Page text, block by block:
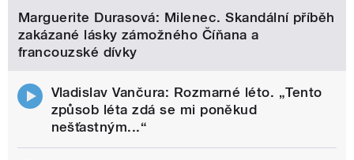
Marguerite Durasová: Milenec. Skandální příběh
zakázané lásky zámožného Číňana a
francouzské dívky
Vladislav Vančura: Rozmarné léto. „Tento
způsob léta zdá se mi poněkud
nešťastným...“